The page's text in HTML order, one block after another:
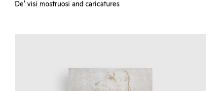
De' visi mostruosi and caricatures